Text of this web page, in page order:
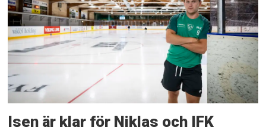
Isen är klar för Niklas och IFK